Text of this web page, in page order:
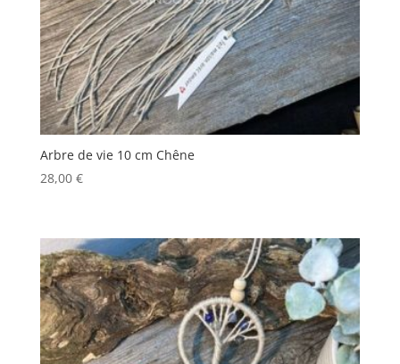
Arbre de vie 10 cm Chêne
28,00 €